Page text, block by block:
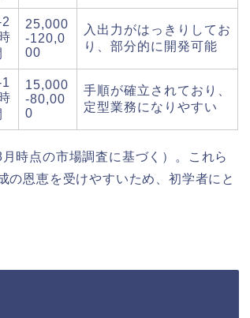
25,000
-120,0
00
入出力がはっきりしてお
り、部分的に開発可能
15,000
-80,00
0
手順が確立されており、
定型業務になりやすい
時点の市場調査に基づく）。これら
恩恵を受けやすいため、初学者にと